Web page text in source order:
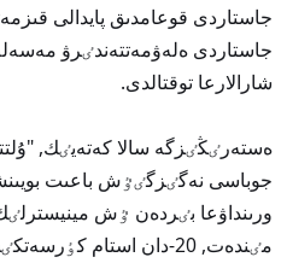
جاستاردى ەلەۋمەتتەندٸرۋ
شارالارعا توقتالدى.
ەستەرٸڭٸزگە سالا كەتەيٸك,
جوباسى نەگٸزگٸٷش باعىت
ورىنداۋعا بٸردەن ٷش